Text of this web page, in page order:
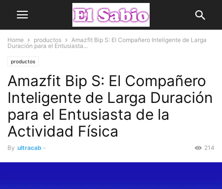
Home productos
Amazfit Bip S: El Compañero Inteligente de Larga
Duración para el Entusiasta...
productos
Amazfit Bip S: El Compañero
Inteligente de Larga Duración
para el Entusiasta de la
Actividad Física
By ultracab - 214